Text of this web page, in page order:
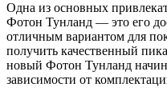
Одна из основных
Фотон Тунланд — это его
отличным вариантом для
получить качественный
новый Фотон Тунланд
зависимости от